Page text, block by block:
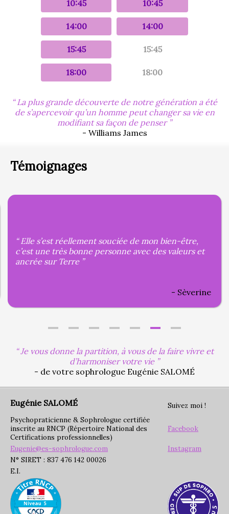
10:45
14:00
15:45
18:00
10:45
14:00
15:45
18:00
La plus grande découverte de notre génération a été
de s’apercevoir qu’un homme peut changer sa vie en
modifiant sa façon de penser
- Williams James
Témoignages
Elle s’est réellement souciée de mon bien-être,
c’est une très bonne personne avec des valeurs et
ancrée sur Terre
Sèverine
Je vous donne la partition, à vous de la faire vivre et
d’harmoniser votre vie
- de votre sophrologue Eugénie SALOMÉ
Eugénie SALOMÉ
Psychopraticienne & Sophrologue certifiée
inscrite au RNCP (Répertoire National des
Certifications professionnelles)
Eugenie@es-sophrologue.com
N° SIRET : 837 476 142 00026
E.I.
Suivez moi !
Facebook
Instagram